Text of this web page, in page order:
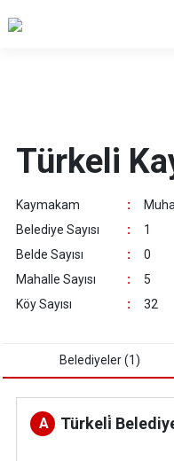
Boyabat
Durağan
Erfelek
Gerze
Saraydüzü
Türkeli
Kaymakam :
Belediye Sayısı
:
1
Belde Sayısı
:
0
Mahalle Sayısı
:
5
Köy Sayısı
: 32
Belediyeler (1)
A Türkeli̇